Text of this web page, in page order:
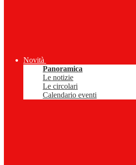
Novità
Panoramica
Le notizie
Le circolari
Calendario eventi